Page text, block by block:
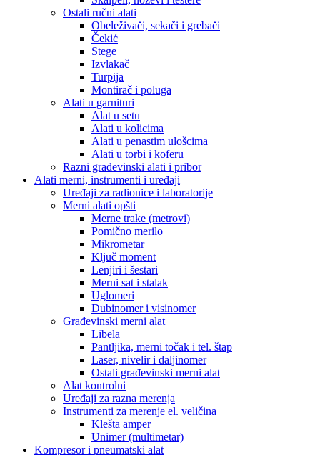
Ostali ručni alati
Obeleživači, sekači i grebači
Čekić
Stege
Izvlakač
Turpija
Montirač i poluga
Alati u garnituri
Alat u setu
Alati u kolicima
Alati u penastim ulošcima
Alati u torbi i koferu
Razni građevinski alati i pribor
Alati merni, instrumenti i uređaji
Uređaji za radionice i laboratorije
Merni alati opšti
Merne trake (metrovi)
Pomično merilo
Mikrometar
Ključ moment
Lenjiri i šestari
Merni sat i stalak
Uglomeri
Dubinomer i visinomer
Građevinski merni alat
Libela
Pantljika, merni točak i tel. štap
Laser, nivelir i daljinomer
Ostali građevinski merni alat
Alat kontrolni
Uređaji za razna merenja
Instrumenti za merenje el. veličina
Klešta amper
Unimer (multimetar)
Kompresor i pneumatski alat